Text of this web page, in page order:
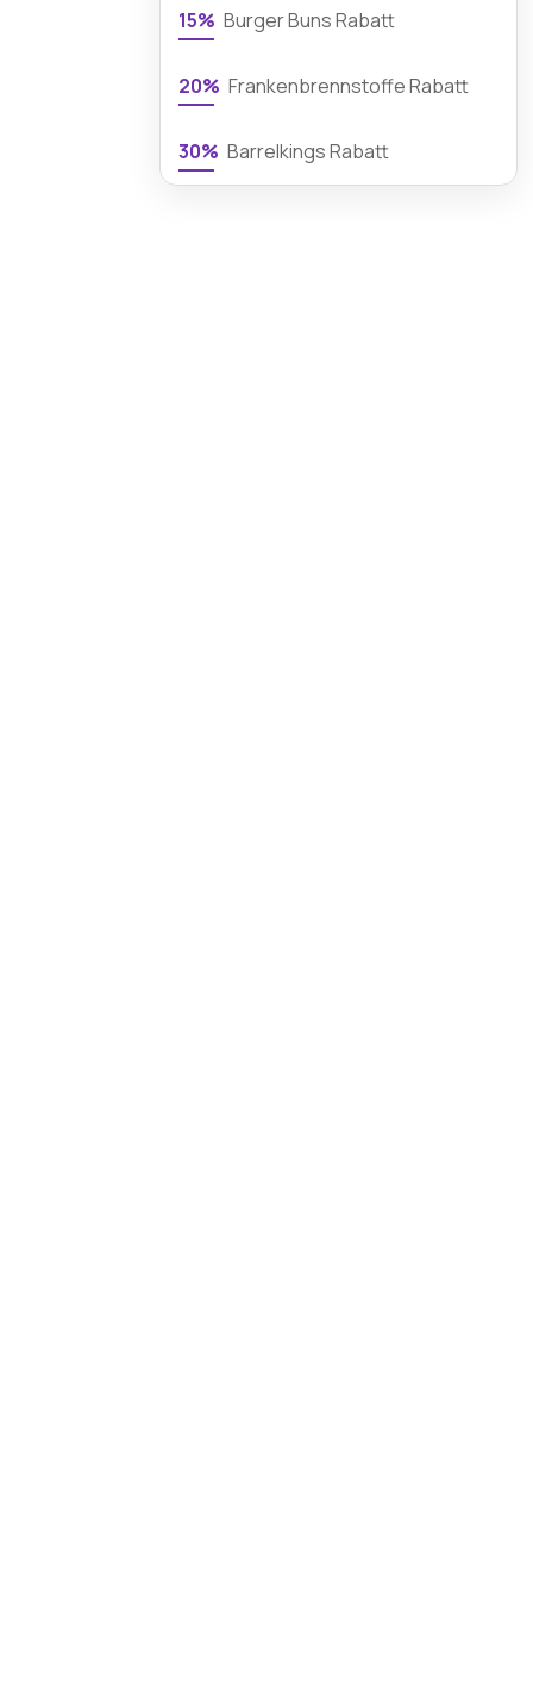
15% Burger Buns Rabatt
20% Frankenbrennstoffe Rabatt
30% Barrelkings Rabatt